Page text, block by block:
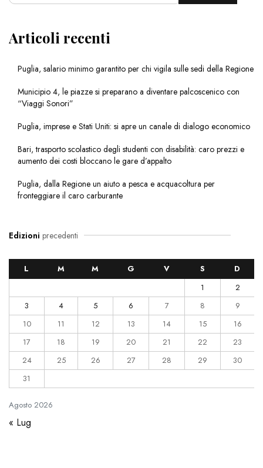
Articoli recenti
Puglia, salario minimo garantito per chi vigila sulle sedi della Regione
Municipio 4, le piazze si preparano a diventare palcoscenico con
“Viaggi Sonori”
Puglia, imprese e Stati Uniti: si apre un canale di dialogo economico
Bari, trasporto scolastico degli studenti con disabilità: caro prezzi e
aumento dei costi bloccano le gare d’appalto
Puglia, dalla Regione un aiuto a pesca e acquacoltura per
fronteggiare il caro carburante
Edizioni precedenti
Agosto 2026
L M M G V S
D
1
2
3
4 5 6 7 8
9
10
11 12 13 14 15
16
17
18 19 20 21 22
23
24
25 26 27 28 29
30
31
« Lug